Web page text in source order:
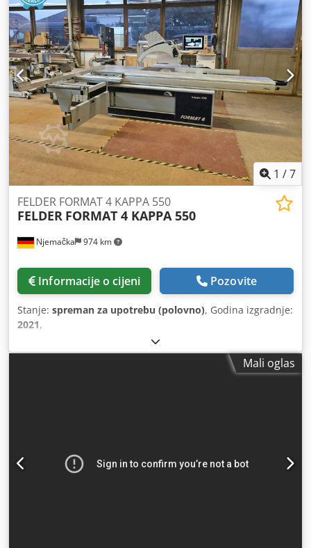
1 /7
Njemačka 974 km
FELDER FORMAT 4 KAPPA 550
FELDER FORMAT 4 KAPPA 550
Informacije o cijeni Pozovite
Stanje: spreman za upotrebu (polovno), Godina izgradnje:
2021,
Mali oglas